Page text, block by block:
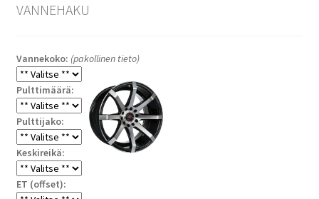
VANNEHAKU
Vannekoko: (pakollinen tieto)
Pulttimäärä:
Pulttijako:
Keskireikä:
ET (offset):